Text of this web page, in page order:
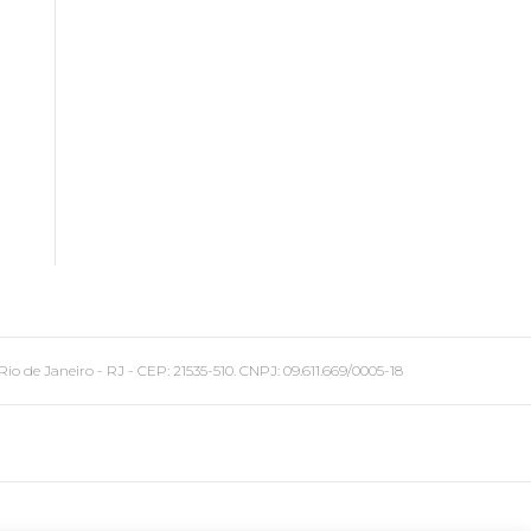
Janeiro - RJ - CEP: 21535-510. CNPJ: 09.611.669/0005-18